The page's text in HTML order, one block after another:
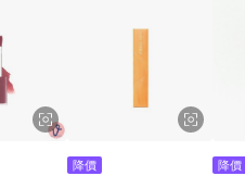
降價 降價